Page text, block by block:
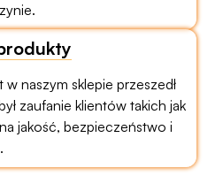
w naszym sklepie przeszedł
zaufanie klientów takich jak
jakość, bezpieczeństwo i